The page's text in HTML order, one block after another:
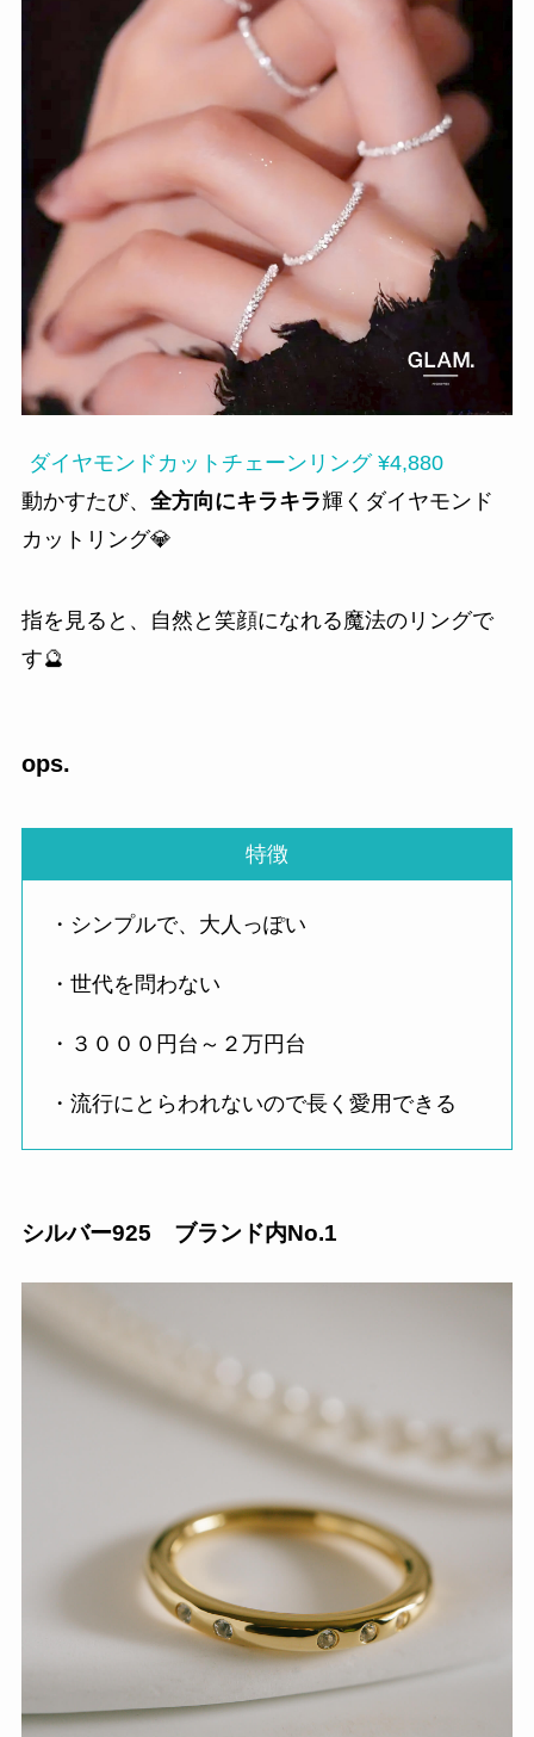
ダイヤモンドカットチェーンリング ¥4,880
動かすたび、 全方向にキラキラ輝くダイヤモンド
カットリング💎
指を見ると、自然と笑顔になれる魔法のリングで
す🔮
ops.
特徴
・シンプルで、大人っぽい
・世代を問わない
・３０００円台～２万円台
・流行にとらわれないので長く愛用できる
シルバー925 ブランド内No.1